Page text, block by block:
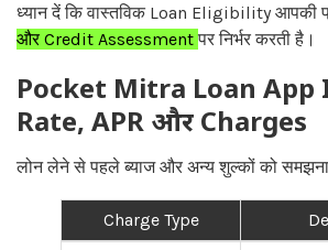
ध्यान दें कि वास्तविक Loan Eligibility आपकी
और Credit Assessmentपर निर्भर करती है।
Pocket Mitra Loan
Rate, APR और Charges
लोन लेने से पहले ब्याज और अन्य शुल्कों को
Charge Type